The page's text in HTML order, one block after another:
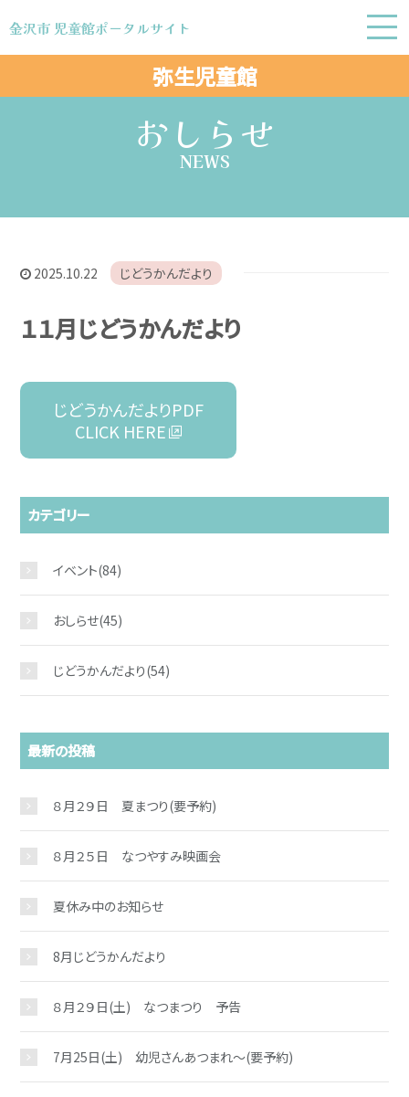
金沢市 児童館ポータルサイト
金沢市 児童館ポータルサイト
お問い合わせ
おしらせ
NEWS
2025.10.22 じどうかんだより
１１月じどうかんだより
じどうかんだよりPDF
CLICK HERE
カテゴリー
イベント(84)
おしらせ(45)
じどうかんだより(54)
最新の投稿
８月２９日 夏まつり(要予約)
８月２５日 なつやすみ映画会
夏休み中のお知らせ
8月じどうかんだより
８月２９日(土) なつまつり 予告
7月25日(土) 幼児さんあつまれ～(要予約)
弥生児童館